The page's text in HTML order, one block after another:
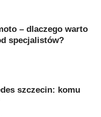
– dlaczego warto
specjalistów?
szczecin: komu